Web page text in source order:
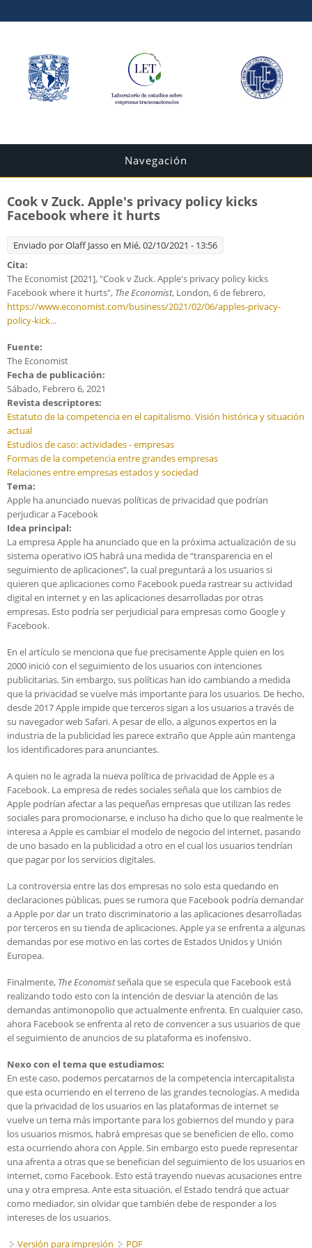
Navegación
Cook v Zuck. Apple's privacy policy kicks
Facebook where it hurts
Enviado porOlaff Jasso en Mié, 02/10/2021 - 13:56
Cita:
The Economist [2021], "Cook v Zuck. Apple's privacy policy kicks
Facebook where it hurts", The Economist, London, 6 de febrero,
https://www.economist.com/business/2021/02/06/apples-privacy-
policy-kick...
Fuente:
The Economist
Fecha de publicación:
Sábado, Febrero 6, 2021
Revista descriptores:
Estatuto de la competencia en el capitalismo. Visión histórica y situación
actual
Estudios de caso: actividades - empresas
Formas de la competencia entre grandes empresas
Relaciones entre empresas estados y sociedad
Tema:
Apple ha anunciado nuevas políticas de privacidad que podrían
perjudicar a Facebook
Idea principal:
La empresa Apple ha anunciado que en la próxima actualización de su
sistema operativo iOS habrá una medida de “transparencia en el
seguimiento de aplicaciones”, la cual preguntará a los usuarios si
quieren que aplicaciones como Facebook pueda rastrear su actividad
digital en internet y en las aplicaciones desarrolladas por otras
empresas. Esto podría ser perjudicial para empresas como Google y
Facebook.
En el artículo se menciona que fue precisamente Apple quien en los
2000 inició con el seguimiento de los usuarios con intenciones
publicitarias. Sin embargo, sus políticas han ido cambiando a medida
que la privacidad se vuelve más importante para los usuarios. De hecho,
desde 2017 Apple impide que terceros sigan a los usuarios a través de
su navegador web Safari. A pesar de ello, a algunos expertos en la
industria de la publicidad les parece extraño que Apple aún mantenga
los identificadores para anunciantes.
A quien no le agrada la nueva política de privacidad de Apple es a
Facebook. La empresa de redes sociales señala que los cambios de
Apple podrían afectar a las pequeñas empresas que utilizan las redes
sociales para promocionarse, e incluso ha dicho que lo que realmente le
interesa a Apple es cambiar el modelo de negocio del internet, pasando
de uno basado en la publicidad a otro en el cual los usuarios tendrían
que pagar por los servicios digitales.
La controversia entre las dos empresas no solo esta quedando en
declaraciones públicas, pues se rumora que Facebook podría demandar
a Apple por dar un trato discriminatorio a las aplicaciones desarrolladas
por terceros en su tienda de aplicaciones. Apple ya se enfrenta a algunas
demandas por ese motivo en las cortes de Estados Unidos y Unión
Europea.
Finalmente, The Economistseñala que se especula que Facebook está
realizando todo esto con la intención de desviar la atención de las
demandas antimonopolio que actualmente enfrenta. En cualquier caso,
ahora Facebook se enfrenta al reto de convencer a sus usuarios de que
el seguimiento de anuncios de su plataforma es inofensivo.
Nexo con el tema que estudiamos:
En este caso, podemos percatarnos de la competencia intercapitalista
que esta ocurriendo en el terreno de las grandes tecnologías. A medida
que la privacidad de los usuarios en las plataformas de internet se
vuelve un tema más importante para los gobiernos del mundo y para
los usuarios mismos, habrá empresas que se beneficien de ello, como
esta ocurriendo ahora con Apple. Sin embargo esto puede representar
una afrenta a otras que se benefician del seguimiento de los usuarios en
internet, como Facebook. Esto está trayendo nuevas acusaciones entre
una y otra empresa. Ante esta situación, el Estado tendrá que actuar
como mediador, sin olvidar que también debe de responder a los
intereses de los usuarios.
Versión para impresión PDF